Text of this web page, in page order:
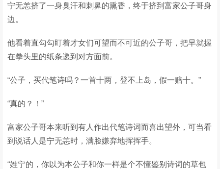
宁无恙挤了一身臭汗和刺鼻的熏香，终于挤到富家公子哥身
边。
他看着直勾勾盯着才女们可望而不可近的公子哥，把早就握
在拳头里的纸条递到对方面前。
“公子，买代笔诗吗？一首十两，登不上岛，假一赔十。”
“真的？！”
富家公子哥本来听到有人作出代笔诗词而喜出望外，可当看
到说话人是宁无恙时，满脸嫌弃地挥挥手。
“姓宁的，你以为本公子和你一样是个不懂鉴别诗词的草包